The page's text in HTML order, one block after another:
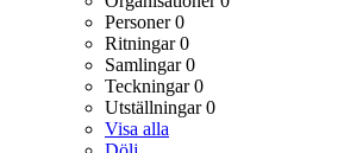
Personer 0
Ritningar 0
Samlingar 0
Teckningar 0
Utställningar 0
Visa alla